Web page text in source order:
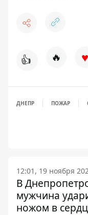
👍 🔥 ♥
ДНЕПР ПОЖАР
12:01, 19 ноября
В
мужчина
ножом в